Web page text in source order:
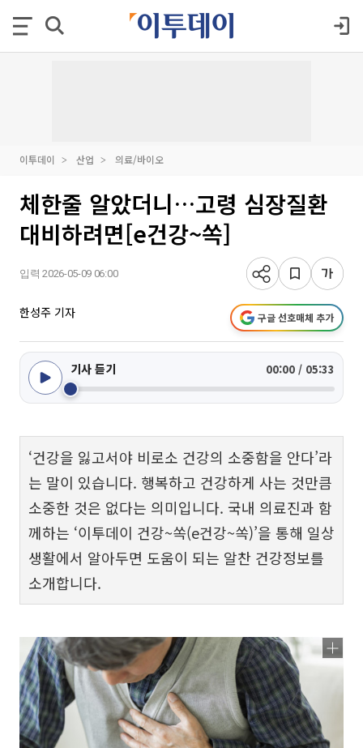
이투데이 산업 의료/바이오
체한줄 알았더니…고령 심장질환
대비하려면[e건강~쏙]
입력 2026-05-09 06:00
한성주 기자 구글 선호매체 추가
기사 듣기 00:00 / 05:33
‘건강을 잃고서야 비로소 건강의 소중함을 안다’라
는 말이 있습니다. 행복하고 건강하게 사는 것만큼
소중한 것은 없다는 의미입니다. 국내 의료진과 함
께하는 ‘이투데이 건강~쏙(e건강~쏙)’을 통해 일상
생활에서 알아두면 도움이 되는 알찬 건강정보를
소개합니다.